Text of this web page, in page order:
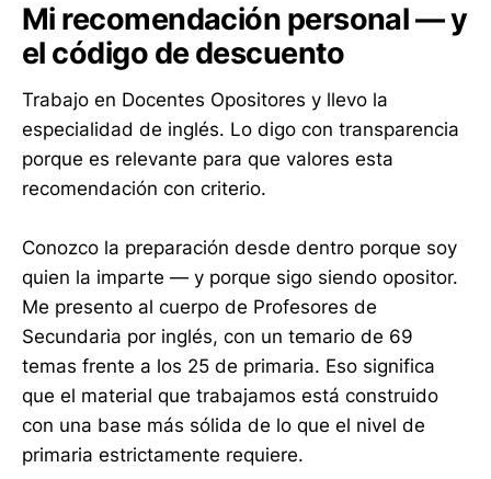
Mi recomendación personal — y
el código de descuento
Trabajo en Docentes Opositores y llevo la
especialidad de inglés. Lo digo con transparencia
porque es relevante para que valores esta
recomendación con criterio.
Conozco la preparación desde dentro porque soy
quien la imparte — y porque sigo siendo opositor.
Me presento al cuerpo de Profesores de
Secundaria por inglés, con un temario de 69
temas frente a los 25 de primaria. Eso significa
que el material que trabajamos está construido
con una base más sólida de lo que el nivel de
primaria estrictamente requiere.